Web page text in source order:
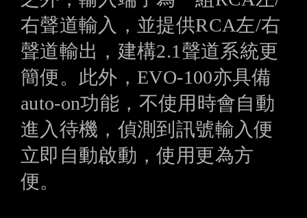
右聲道輸入，並提供RCA左/右
聲道輸出，建構2.1聲道系統更
簡便。此外，EVO-100亦具備
auto-on功能，不使用時會自動
進入待機，偵測到訊號輸入便
立即自動啟動，使用更為方
便。